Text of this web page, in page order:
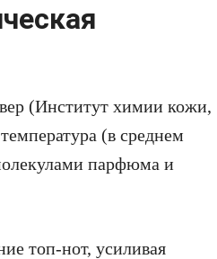
(Институт химии кожи,
(в среднем
парфюма и
топ-нот, усиливая